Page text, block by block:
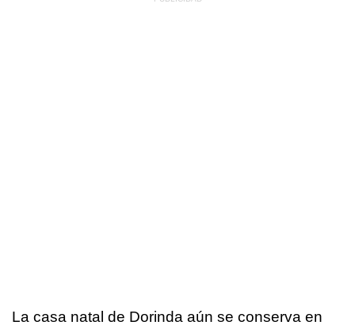
La casa natal de Dorinda aún se conserva en